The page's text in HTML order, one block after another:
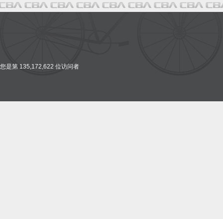
您是第 135,172,622 位访问者